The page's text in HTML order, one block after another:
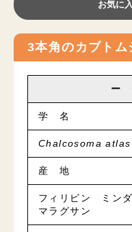
お気に
3本角のカブト
ー
学 名
Chalcosoma
産 地
フィリピン ミンダ
マラグサン